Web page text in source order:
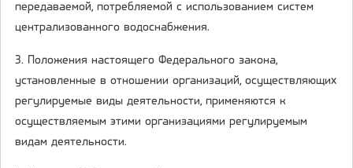
передаваемой, потребляемой с использованием систем
централизованного водоснабжения.
3. Положения настоящего Федерального закона,
установленные в отношении организаций, осуществляющих
регулируемые виды деятельности, применяются к
осуществляемым этими организациями регулируемым
видам деятельности.